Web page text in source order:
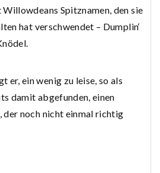
Spitznamen, den sie
hat verschwendet – Dumplin‘
er, ein wenig zu leise, so als
damit abgefunden, einen
der noch nicht einmal richtig